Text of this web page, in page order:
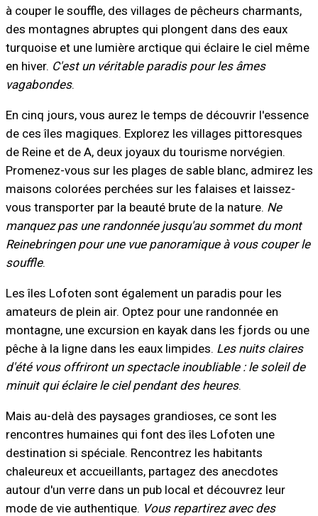
à couper le souffle, des villages de pêcheurs charmants,
des montagnes abruptes qui plongent dans des eaux
turquoise et une lumière arctique qui éclaire le ciel même
en hiver. C'est un véritable paradis pour les âmes
vagabondes.
En cinq jours, vous aurez le temps de découvrir l'essence
de ces îles magiques. Explorez les villages pittoresques
de Reine et de A, deux joyaux du tourisme norvégien.
Promenez-vous sur les plages de sable blanc, admirez les
maisons colorées perchées sur les falaises et laissez-
vous transporter par la beauté brute de la nature. Ne
manquez pas une randonnée jusqu'au sommet du mont
Reinebringen pour une vue panoramique à vous couper le
souffle.
Les îles Lofoten sont également un paradis pour les
amateurs de plein air. Optez pour une randonnée en
montagne, une excursion en kayak dans les fjords ou une
pêche à la ligne dans les eaux limpides. Les nuits claires
d'été vous offriront un spectacle inoubliable : le soleil de
minuit qui éclaire le ciel pendant des heures.
Mais au-delà des paysages grandioses, ce sont les
rencontres humaines qui font des îles Lofoten une
destination si spéciale. Rencontrez les habitants
chaleureux et accueillants, partagez des anecdotes
autour d'un verre dans un pub local et découvrez leur
mode de vie authentique. Vous repartirez avec des